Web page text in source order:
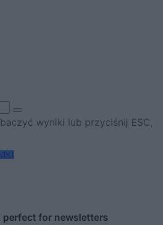
wyniki lub przyciśnij ESC,
perfect for newsletters